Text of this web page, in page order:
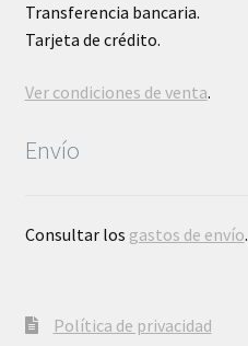
Transferencia bancaria.
Tarjeta de crédito.
Ver condiciones de venta.
Envío
Consultar los gastos de envío.
Política de privacidad